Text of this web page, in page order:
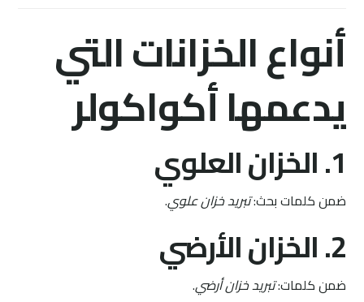
أنواع الخزانات التي
يدعمها أكواكولر
1. الخزان العلوي
ضمن كلمات بحث:تبريد خزان علوي.
2. الخزان الأرضي
ضمن كلمات:تبريد خزان أرضي.